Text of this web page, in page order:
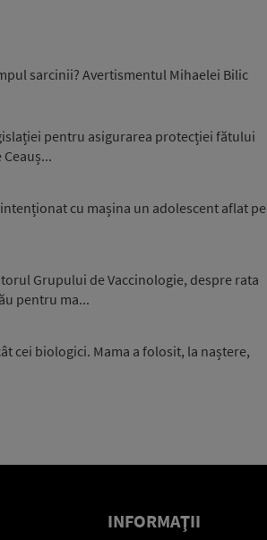
sarcinii? Avertismentul Mihaelei Bilic
pentru asigurarea protecției fătului
cu mașina un adolescent aflat pe
Grupului de Vaccinologie, despre rata
pentru ma...
cei biologici. Mama a folosit, la naștere,
INFORMAŢII